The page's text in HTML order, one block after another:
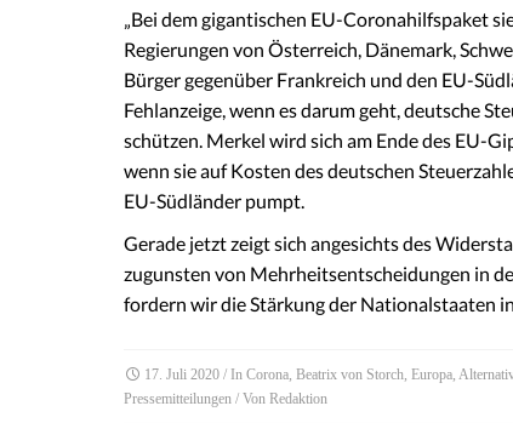
„Bei dem gigantischen EU-Coronahilfspaket
Regierungen von Österreich, Dänemark,
Bürger gegenüber Frankreich und den EU-
Fehlanzeige, wenn es darum geht, deutsche
schützen. Merkel wird sich am Ende des EU-
wenn sie auf Kosten des deutschen
EU-Südländer pumpt.
Gerade jetzt zeigt sich angesichts des
zugunsten von Mehrheitsentscheidungen in
fordern wir die Stärkung der Nationalstaaten in
17. Juli 2020 / In Corona Beatrix von Storch Europa
Pressemitteilungen / Von Redaktion